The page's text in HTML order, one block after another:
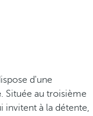
d'une
. Située au troisième
invitent à la détente,